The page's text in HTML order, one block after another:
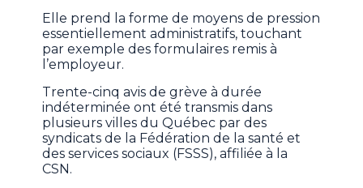
Elle prend la forme de moyens de pression
essentiellement administratifs, touchant
par exemple des formulaires remis à
l’employeur.
Trente-cinq avis de grève à durée
indéterminée ont été transmis dans
plusieurs villes du Québec par des
syndicats de la Fédération de la santé et
des services sociaux (FSSS), affiliée à la
CSN.